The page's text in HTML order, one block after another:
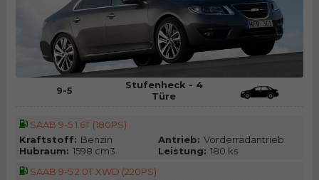
9-5
Stufenheck - 4
Türe
SAAB 9-5 1.6T (180PS)
Kraftstoff: Benzin Antrieb: Vorderradantrieb
Hubraum: 1598 cm3 Leistung: 180 ks
SAAB 9-5 2.0T XWD (220PS)